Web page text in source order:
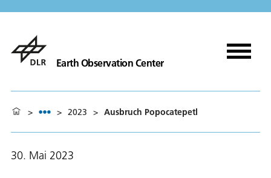
Earth Observation Center
> > 2023 > Ausbruch Popocatepetl
30. Mai 2023